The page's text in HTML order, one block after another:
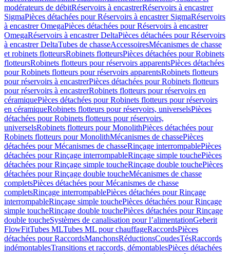
modérateurs de débitRéservoirs à encastrerRéservoirs à encastrer
SigmaPièces détachées pour Réservoirs à encastrer SigmaRéservoirs
à encastrer OmegaPièces détachées pour Réservoirs à encastrer
OmegaRéservoirs à encastrer DeltaPièces détachées pour Réservoirs
à encastrer DeltaTubes de chasseAccessoiresMécanismes de chasse
et robinets flotteursRobinets flotteursPièces détachées pour Robinets
flotteursRobinets flotteurs pour réservoirs apparentsPièces détachées
pour Robinets flotteurs pour réservoirs apparentsRobinets flotteurs
pour réservoirs à encastrerPièces détachées pour Robinets flotteurs
pour réservoirs à encastrerRobinets flotteurs pour réservoirs en
céramiquePièces détachées pour Robinets flotteurs pour réservoirs
en céramiqueRobinets flotteurs pour réservoirs, universelsPièces
détachées pour Robinets flotteurs pour réservoirs,
universelsRobinets flotteurs pour MonolithPièces détachées pour
Robinets flotteurs pour MonolithMécanismes de chassePièces
détachées pour Mécanismes de chasseRinçage interrompablePièces
détachées pour Rinçage interrompableRinçage simple touchePièces
détachées pour Rinçage simple toucheRinçage double touchePièces
détachées pour Rinçage double toucheMécanismes de chasse
completsPièces détachées pour Mécanismes de chasse
completsRinçage interrompablePièces détachées pour Rinçage
interrompableRinçage simple touchePièces détachées pour Rinçage
simple toucheRinçage double touchePièces détachées pour Rinçage
double toucheSystèmes de canalisation pour l’alimentationGeberit
FlowFitTubes MLTubes ML pour chauffageRaccordsPièces
détachées pour RaccordsManchonsRéductionsCoudesTésRaccords
indémontablesTransitions et raccords, démontablesPièces détachées